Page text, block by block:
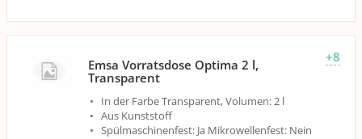
+8
Emsa Vorratsdose Optima 2 l,
Transparent
In der Farbe Transparent, Volumen: 2 l
Aus Kunststoff
Spülmaschinenfest: Ja Mikrowellenfest: Nein